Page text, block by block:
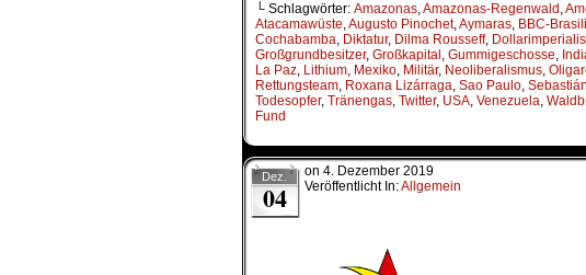
└ Schlagwörter: Amazonas,Amazonas-Regenwald ,
Atacamawüste,Augusto Pinochet,Aymaras, BBC-
Cochabamba, Diktatur, Dilma Rousseff,
Großgrundbesitzer, Großkapital , Gummigeschosse,
La Paz, Lithium, Mexiko, Militär, Neoliberalismus,
Rettungsteam, Roxana Lizárraga, Sao Paulo,
Todesopfer, Tränengas, Twitter, USA, Venezuela,
Fund
Dez.
04
on 4. Dezember 2019
Veröffentlicht In:Allgemein